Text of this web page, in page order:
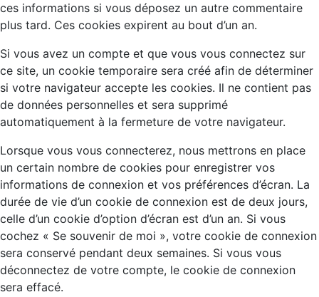
ces informations si vous déposez un autre commentaire
plus tard. Ces cookies expirent au bout d’un an.
Si vous avez un compte et que vous vous connectez sur
ce site, un cookie temporaire sera créé afin de déterminer
si votre navigateur accepte les cookies. Il ne contient pas
de données personnelles et sera supprimé
automatiquement à la fermeture de votre navigateur.
Lorsque vous vous connecterez, nous mettrons en place
un certain nombre de cookies pour enregistrer vos
informations de connexion et vos préférences d’écran. La
durée de vie d’un cookie de connexion est de deux jours,
celle d’un cookie d’option d’écran est d’un an. Si vous
cochez « Se souvenir de moi », votre cookie de connexion
sera conservé pendant deux semaines. Si vous vous
déconnectez de votre compte, le cookie de connexion
sera effacé.